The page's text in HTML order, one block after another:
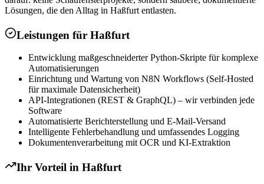
Lösungen, die den Alltag in Haßfurt entlasten.
Leistungen für Haßfurt
Entwicklung maßgeschneiderter Python-Skripte für komplexe
Automatisierungen
Einrichtung und Wartung von N8N Workflows (Self-Hosted
für maximale Datensicherheit)
API-Integrationen (REST & GraphQL) – wir verbinden jede
Software
Automatisierte Berichterstellung und E-Mail-Versand
Intelligente Fehlerbehandlung und umfassendes Logging
Dokumentenverarbeitung mit OCR und KI-Extraktion
Ihr Vorteil in Haßfurt